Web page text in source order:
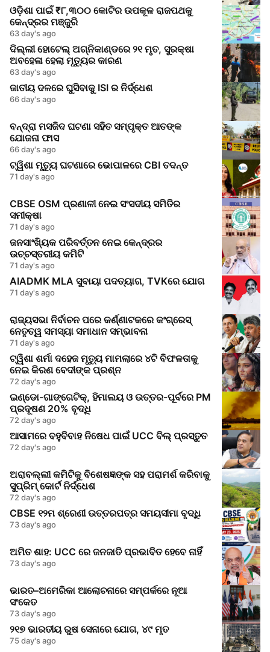
ଓଡ଼ିଶା ପାଇଁ ₹୮,୩୦୦ କୋଟିର ଉପକୂଳ ରାଜପଥକୁ
କେନ୍ଦ୍ରର ମଞ୍ଜୁରି
63 day's ago
ଦିଲ୍ଲୀ ହୋଟେଲ୍ ଅଗ୍ନିକାଣ୍ଡରେ ୨୧ ମୃତ, ସୁରକ୍ଷା
ଅବହେଳା ହେଲା ମୃତ୍ୟୁର କାରଣ
63 day's ago
ଜାତୀୟ ଦଳରେ ଘୁସିବାକୁ ISI ର ନିର୍ଦ୍ଧେଶ
66 day's ago
ବନ୍ଦ୍ରା ମସଜିଦ ଘଟଣା ସହିତ ସମ୍ପୃକ୍ତ ଆତଙ୍କ
ଯୋଜନା ଫାସ
66 day's ago
ଟ୍ୱିଶା ମୃତ୍ୟୁ ଘଟଣାରେ ଭୋପାଳରେ CBI ତଦନ୍ତ
71 day's ago
CBSE OSM ପ୍ରଣାଳୀ ନେଇ ସଂସଦୀୟ ସମିତିର
ସମୀକ୍ଷା
71 day's ago
ଜନସାଂଖ୍ୟିକ ପରିବର୍ତ୍ତନ ନେଇ କେନ୍ଦ୍ରର
ଉଚ୍ଚସ୍ତରୀୟ କମିଟି
71 day's ago
AIADMK MLA ସୁବାୟା ପଦତ୍ୟାଗ, TVKରେ ଯୋଗ
71 day's ago
ରାଜ୍ୟସଭା ନିର୍ବାଚନ ପରେ କର୍ଣ୍ଣାଟକରେ କଂଗ୍ରେସ୍
ନେତୃତ୍ୱ ସମସ୍ୟା ସମାଧାନ ସମ୍ଭାବନା
71 day's ago
ଟ୍ୱିଶା ଶର୍ମା ଦହେଜ ମୃତ୍ୟୁ ମାମଲାରେ ୪ଟି ବିଫଳତାକୁ
ନେଇ କିରଣ ବେଦୀଙ୍କ ପ୍ରଶ୍ନ
72 day's ago
ଇଣ୍ଡୋ-ଗାଙ୍ଗେଟିକ୍, ହିମାଲୟ ଓ ଉତ୍ତର-ପୂର୍ବରେ PM
ପ୍ରଦୂଷଣ 20% ବୃଦ୍ଧି
72 day's ago
ଆସାମରେ ବହୁବିବାହ ନିଷେଧ ପାଇଁ UCC ବିଲ୍ ପ୍ରସ୍ତୁତ
72 day's ago
ଅରାବଲ୍ଲୀ କମିଟିକୁ ବିଶେଷଜ୍ଞଙ୍କ ସହ ପରାମର୍ଶ କରିବାକୁ
ସୁପ୍ରିମ୍‌ କୋର୍ଟ ନିର୍ଦ୍ଧେଶ
72 day's ago
CBSE ୧୨ମ ଶ୍ରେଣୀ ଉତ୍ତରପତ୍ର ସମୟସୀମା ବୃଦ୍ଧି
73 day's ago
ଅମିତ ଶାହ: UCC ରେ ଜନଜାତି ପ୍ରଭାବିତ ହେବେ ନାହିଁ
73 day's ago
ଭାରତ–ଅମେରିକା ଆଲୋଚନାରେ ସମ୍ପର୍କରେ ନୂଆ
ସଂକେତ
73 day's ago
୨୧୭ ଭାରତୀୟ ରୁଷ ସେନାରେ ଯୋଗ, ୪୯ ମୃତ
75 day's ago